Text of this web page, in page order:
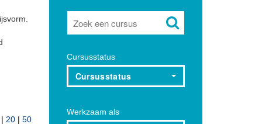
20| 50
Cursusstatus
Cursusstatus
Werkzaam als